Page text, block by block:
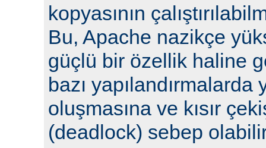
kopyasının
Bu, Apache nazikçe
güçlü bir özellik haline
bazı yapılandırmalarda
oluşmasına ve kısır
(deadlock) sebep